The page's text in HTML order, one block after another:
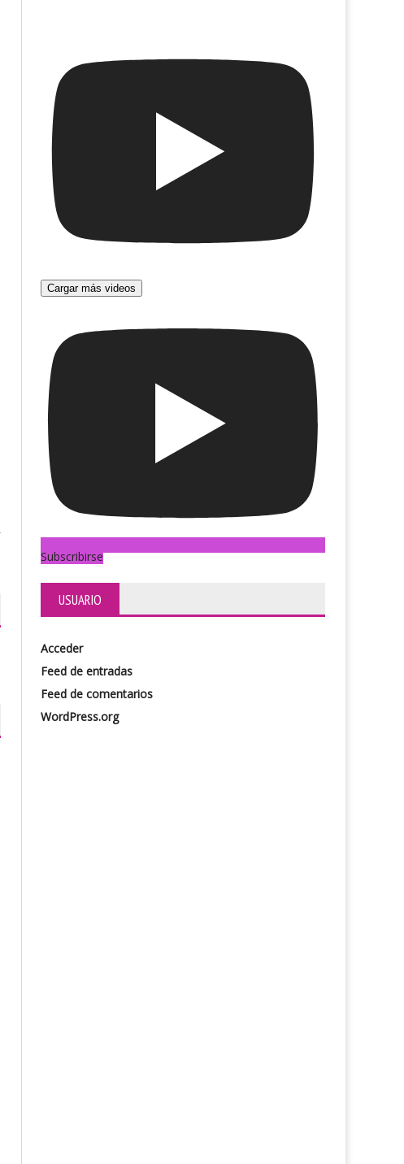
El pequeño poni
Cargar más videos
Subscribirse
USUARIO
Acceder
Feed de entradas
Feed de comentarios
WordPress.org